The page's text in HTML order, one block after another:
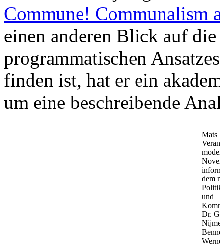
Commune! Communalism
einen anderen Blick auf
programmatischen
finden ist, hat er ein
um eine beschreibende
Mats
dem
und
Dr.